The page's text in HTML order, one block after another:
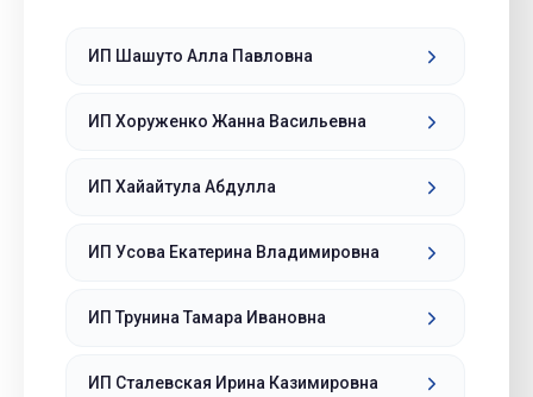
ИП Шашуто Алла Павловна
ИП Хоруженко Жанна Васильевна
ИП Хайайтула Абдулла
ИП Усова Екатерина Владимировна
ИП Трунина Тамара Ивановна
ИП Сталевская Ирина Казимировна